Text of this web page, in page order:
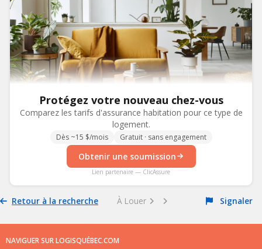
Protégez votre nouveau chez-vous
Comparez les tarifs d'assurance habitation pour ce type de
logement.
Dès ~15 $/mois Gratuit · sans engagement
Obtenir une soumission
Lien partenaire — ClicAssure
Retour à la recherche À Louer Signaler
NAVIGUER SUR LOGISQUÉBEC.COM